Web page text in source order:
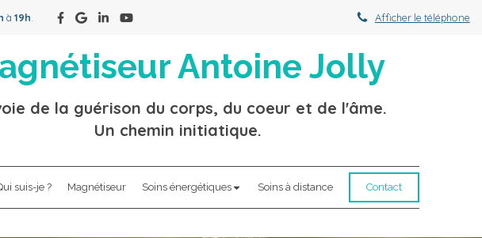
à 19h Afficher le téléphone
Antoine Jolly
de la guérison du corps, du coeur et de l'âme.
Un chemin initiatique.
suis-je ? Magnétiseur Soins énergétiques Soins à distance Contact